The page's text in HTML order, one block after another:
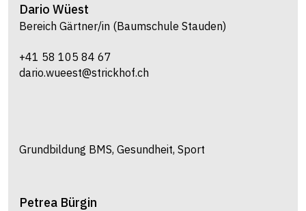
Dario Wüest
Bereich Gärtner/in (Baumschule Stauden)
+41 58 105 84 67
dario.wueest@strickhof.ch
Grundbildung BMS, Gesundheit, Sport
Petrea Bürgin